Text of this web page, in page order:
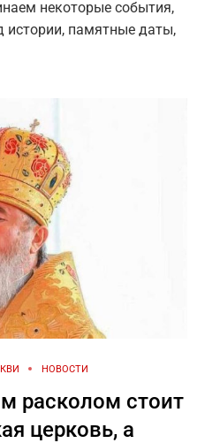
некоторые события,
истории, памятные даты,
НОВОСТИ
расколом стоит
церковь, а